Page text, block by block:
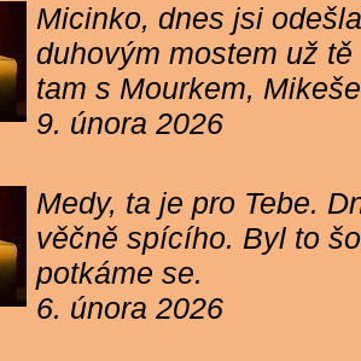
Micinko, dnes jsi
duhovým mostem už
tam s Mourkem,
9. února 2026
Medy, ta je pro Tebe.
věčně spícího. Byl to
potkáme se.
6. února 2026